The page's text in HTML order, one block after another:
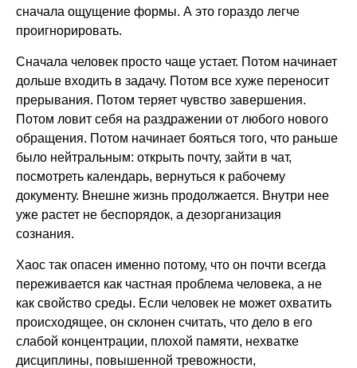
сначала ощущение формы. А это гораздо легче
проигнорировать.
Сначала человек просто чаще устает. Потом начинает
дольше входить в задачу. Потом все хуже переносит
прерывания. Потом теряет чувство завершения.
Потом ловит себя на раздражении от любого нового
обращения. Потом начинает бояться того, что раньше
было нейтральным: открыть почту, зайти в чат,
посмотреть календарь, вернуться к рабочему
документу. Внешне жизнь продолжается. Внутри нее
уже растет не беспорядок, а дезорганизация
сознания.
Хаос так опасен именно потому, что он почти всегда
переживается как частная проблема человека, а не
как свойство среды. Если человек не может охватить
происходящее, он склонен считать, что дело в его
слабой концентрации, плохой памяти, нехватке
дисциплины, повышенной тревожности,